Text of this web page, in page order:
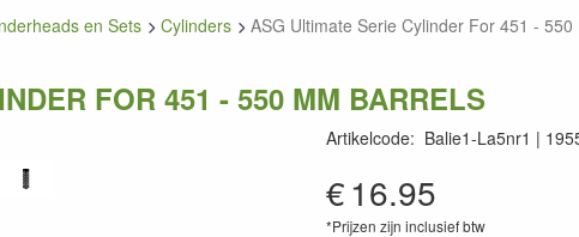
en Sets Cylinders ASG Ultimate Serie Cylinder For 451 -
FOR 451 - 550 MM BARRELS
Artikelcode: Balie1-La5nr1
€16.95
*Prijzen zijn inclusief btw